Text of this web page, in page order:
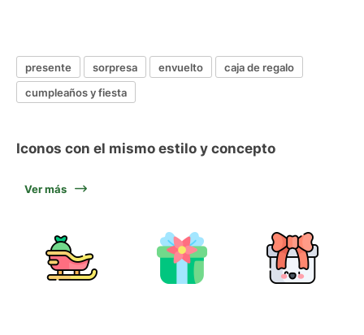
presente sorpresa envuelto
caja de regalo
cumpleaños y fiesta
Iconos con el mismo estilo y concepto
Ver más